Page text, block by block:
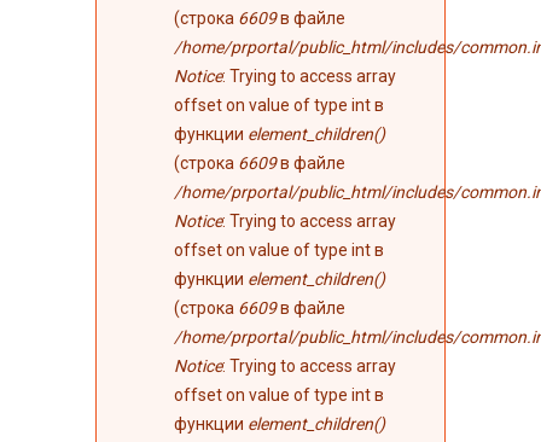
(строка 6609в файле
/home/prportal/public_html/includes/
Notice: Trying to access array
offset on value of type int в
функции element_children()
(строка 6609в файле
/home/prportal/public_html/includes/
Notice: Trying to access array
offset on value of type int в
функции element_children()
(строка 6609в файле
/home/prportal/public_html/includes/
Notice: Trying to access array
offset on value of type int в
функции element_children()